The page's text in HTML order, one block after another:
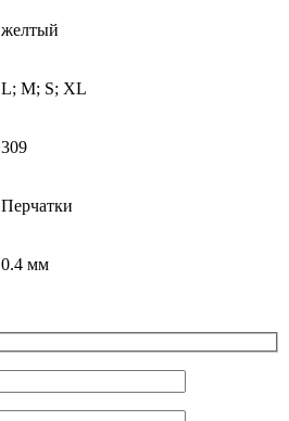
желтый
L; M; S; XL
309
Перчатки
0.4 мм